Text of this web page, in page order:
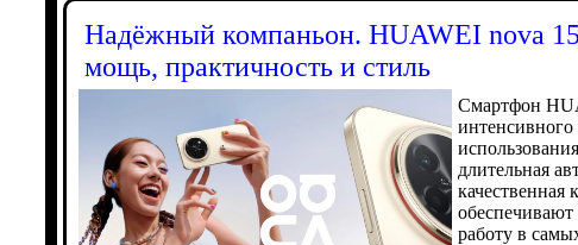
Надёжный компаньон. HUAWEI nova 15
мощь, практичность и стиль
Смартфон
интенсивного
длительная
качественная
работу в